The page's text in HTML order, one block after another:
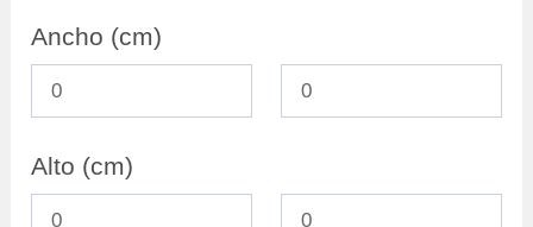
Mueble Bar
Repisas 0
Ancho (cm)
Alto (cm)